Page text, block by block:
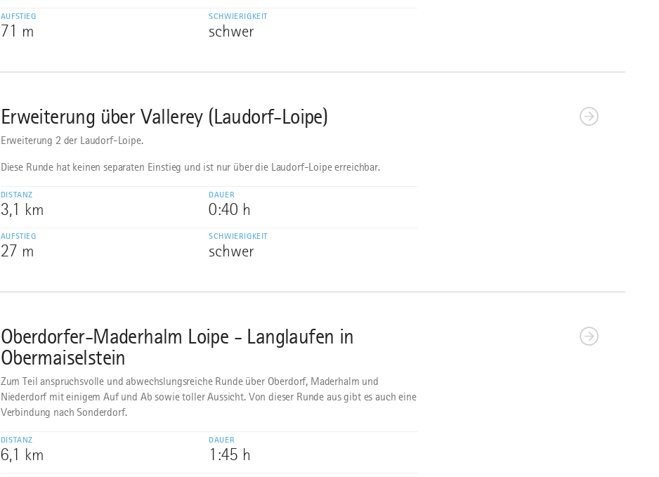
AUFSTIEG
71 m
SCHWIERIGKEIT
schwer
2
Erweiterung über Vallerey (Laudorf-Loipe)
Erweiterung 2 der Laudorf-Loipe.
Diese Runde hat keinen separaten Einstieg und ist nur über die Laudorf-Loipe erreichbar.
DISTANZ
3,1 km
DAUER
0:40 h
AUFSTIEG
27 m
SCHWIERIGKEIT
schwer
3
Oberdorfer-Maderhalm Loipe - Langlaufen in
Obermaiselstein
Zum Teil anspruchsvolle und abwechslungsreiche Runde über Oberdorf, Maderhalm und
Niederdorf mit einigem Auf und Ab sowie toller Aussicht. Von dieser Runde aus gibt es auch eine
Verbindung nach Sonderdorf.
DISTANZ
6,1 km
DAUER
1:45 h